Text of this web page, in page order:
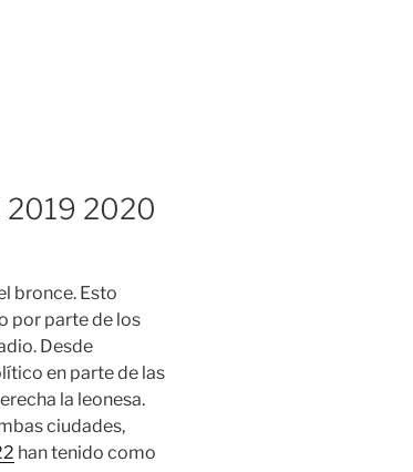
2019 2020
bronce. Esto
por parte de los
Desde
en parte de las
la leonesa.
ciudades,
han tenido como